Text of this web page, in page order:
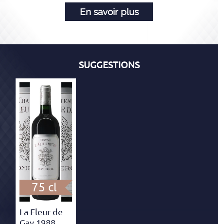
En savoir plus
SUGGESTIONS
75 cl
La Fleur de